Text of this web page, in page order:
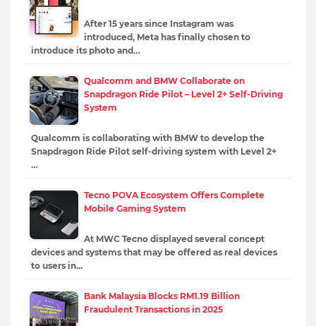
After 15 years since Instagram was
introduced, Meta has finally chosen to
introduce its photo and…
Qualcomm and BMW Collaborate on
Snapdragon Ride Pilot – Level 2+ Self-Driving
System
Qualcomm is collaborating with BMW to develop the
Snapdragon Ride Pilot self-driving system with Level 2+
…
Tecno POVA Ecosystem Offers Complete
Mobile Gaming System
At MWC Tecno displayed several concept
devices and systems that may be offered as real devices
to users in…
Bank Malaysia Blocks RM1.19 Billion
Fraudulent Transactions in 2025